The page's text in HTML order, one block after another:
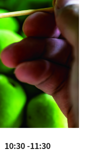
10:30 -11:30